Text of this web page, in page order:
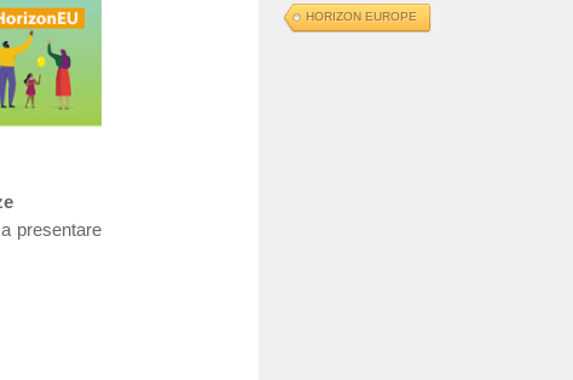
presentare
HORIZON EUROPE